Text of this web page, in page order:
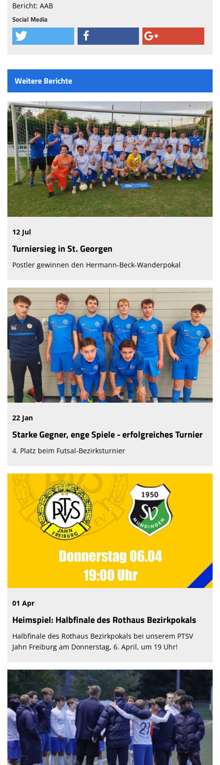
Bericht: AAB
Social Media
Weitere Berichte
12 Jul
Turniersieg in St. Georgen
Postler gewinnen den Hermann-Beck-Wanderpokal
22 Jan
Starke Gegner, enge Spiele - erfolgreiches Turnier
4. Platz beim Futsal-Bezirksturnier
01 Apr
Heimspiel: Halbfinale des Rothaus Bezirkpokals
Halbfinale des Rothaus Bezirkpokals bei unserem PTSV
Jahn Freiburg am Donnerstag, 6. April, um 19 Uhr!